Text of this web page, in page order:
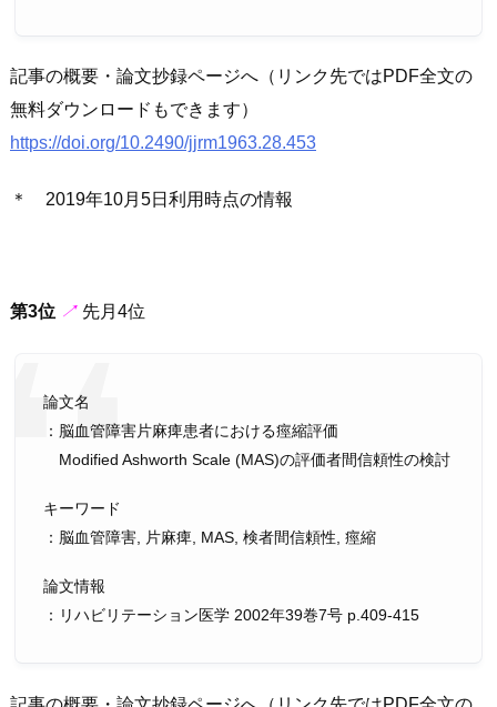
記事の概要・論文抄録ページへ（リンク先ではPDF全文の
無料ダウンロードもできます）
https://doi.org/10.2490/jjrm1963.28.453
＊ 2019年10月5日利用時点の情報
第3位 ↗︎ 先月4位
論文名
：脳血管障害片麻痺患者における痙縮評価
Modified Ashworth Scale (MAS)の評価者間信頼性の検討
キーワード
：脳血管障害, 片麻痺, MAS, 検者間信頼性, 痙縮
論文情報
：リハビリテーション医学 2002年39巻7号 p.409-415